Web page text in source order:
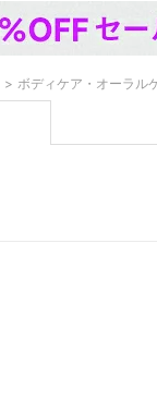
ボディケア・オーラル